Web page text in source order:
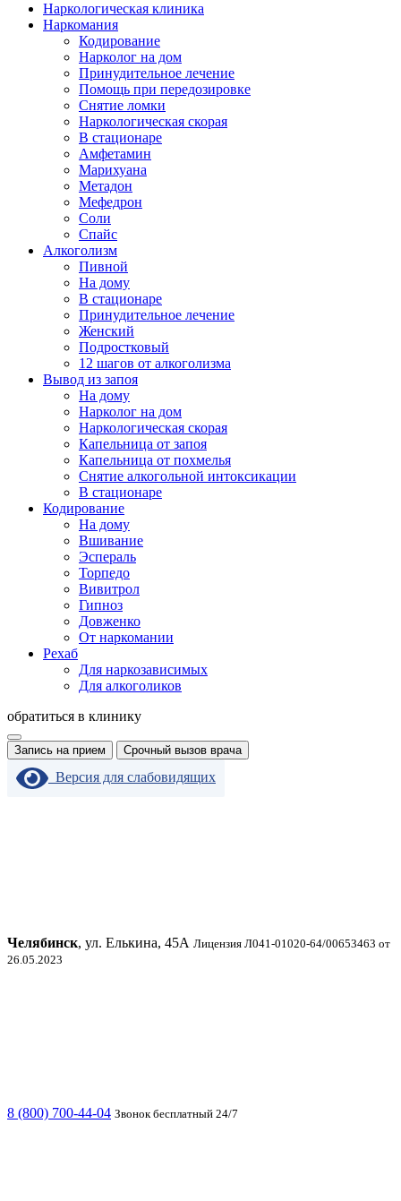
Наркологическая клиника
Наркомания
Кодирование
Нарколог на дом
Принудительное лечение
Помощь при передозировке
Снятие ломки
Наркологическая скорая
В стационаре
Амфетамин
Марихуана
Метадон
Мефедрон
Соли
Спайс
Алкоголизм
Пивной
На дому
В стационаре
Принудительное лечение
Женский
Подростковый
12 шагов от алкоголизма
Вывод из запоя
На дому
Нарколог на дом
Наркологическая скорая
Капельница от запоя
Капельница от похмелья
Снятие алкогольной интоксикации
В стационаре
Кодирование
На дому
Вшивание
Эспераль
Торпедо
Вивитрол
Гипноз
Довженко
От наркомании
Рехаб
Для наркозависимых
Для алкоголиков
обратиться в клинику
Запись на прием Срочный вызов врача
Версия для слабовидящих
Челябинск, ул. Елькина, 45А Лицензия Л041-01020-64/00653463 от
26.05.2023
8 (800) 700-44-04 Звонок бесплатный 24/7